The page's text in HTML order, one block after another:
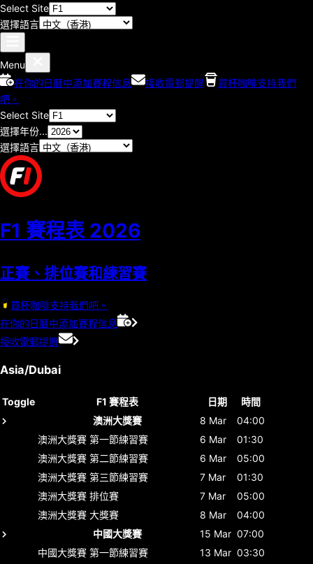
Select Site
選擇語言
Menu
在你的日曆中添加賽程信息
接收電郵提醒
買杯咖啡支持我們
吧。
Select Site
選擇年份...
選擇語言
F1 賽程表 2026
正賽、排位賽和練習賽
買杯咖啡支持我們吧。
在你的日曆中添加賽程信息
接收電郵提醒
Asia/Dubai
Toggle F1 賽程表 日期
時間
澳洲大獎賽
8 Mar
04:00
澳洲大獎賽 第一節練習賽 6 Mar
01:30
澳洲大獎賽 第二節練習賽 6 Mar
05:00
澳洲大獎賽 第三節練習賽 7 Mar
01:30
澳洲大獎賽 排位賽 7 Mar
05:00
澳洲大獎賽 大獎賽 8 Mar
04:00
中國大獎賽
15 Mar 07:00
中國大獎賽 第一節練習賽 13 Mar 03:30